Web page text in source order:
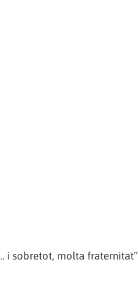
i sobretot, molta fraternitat”